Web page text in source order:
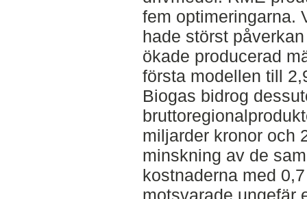
fem optimeringarna.
hade störst
ökade producerad
första modellen till
Biogas bidrog
miljarder kronor och
minskning av de
kostnaderna med
motsvarade ungefär